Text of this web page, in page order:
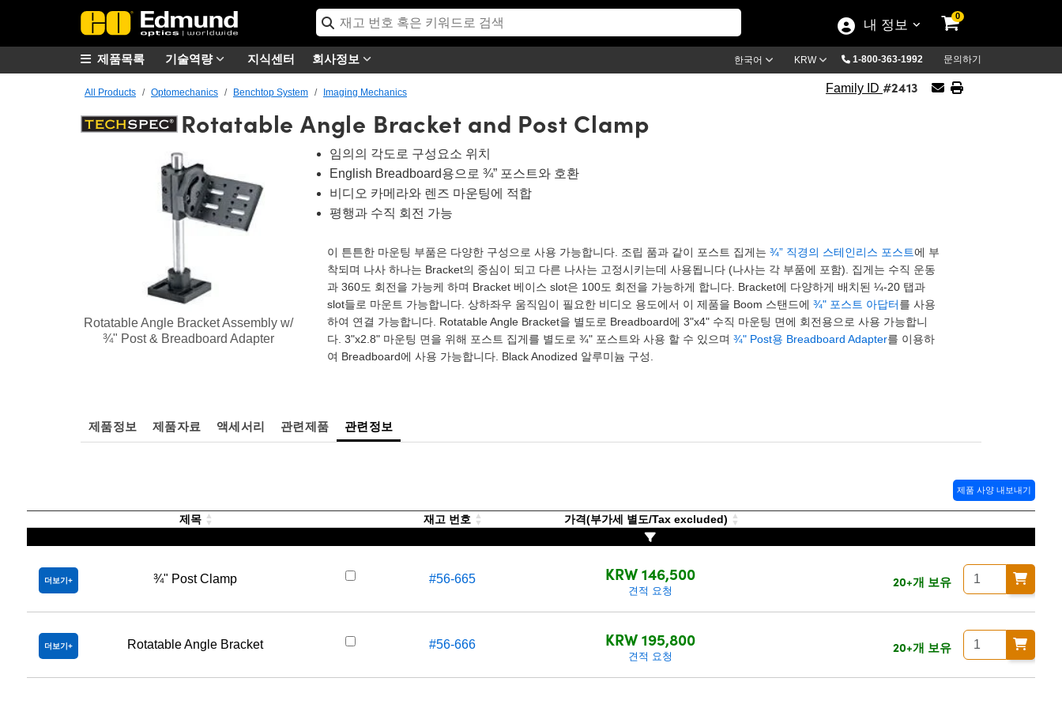
내 정보
0
기술역량 지식센터 회사정보 한국어 KRW 1-800-363-1992 문의하기
제품목록
All Products Optomechanics Benchtop System Imaging Mechanics Family ID #2413
Rotatable Angle Bracket and Post Clamp
Rotatable Angle Bracket Assembly w/
¾" Post & Breadboard Adapter
임의의 각도로 구성요소 위치
English Breadboard용으로 ¾” 포스트와 호환
비디오 카메라와 렌즈 마운팅에 적합
평행과 수직 회전 가능
이 튼튼한 마운팅 부품은 다양한 구성으로 사용 가능합니다. 조립 품과 같이 포스트 집게는 ¾” 직경의 스테인리스 포스트에 부
착되며 나사 하나는 Bracket의 중심이 되고 다른 나사는 고정시키는데 사용됩니다 (나사는 각 부품에 포함). 집게는 수직 운동
과 360도 회전을 가능케 하며 Bracket 베이스 slot은 100도 회전을 가능하게 합니다. Bracket에 다양하게 배치된 ¼-20 탭과
slot들로 마운트 가능합니다. 상하좌우 움직임이 필요한 비디오 용도에서 이 제품을 Boom 스탠드에 ¾" 포스트 아답터를 사용
하여 연결 가능합니다. Rotatable Angle Bracket을 별도로 Breadboard에 3"x4" 수직 마운팅 면에 회전용으로 사용 가능합니
다. 3"x2.8" 마운팅 면을 위해 포스트 집게를 별도로 ¾" 포스트와 사용 할 수 있으며 ¾" Post용 Breadboard Adapter를 이용하
여 Breadboard에 사용 가능합니다. Black Anodized 알루미늄 구성.
제품정보 제품자료 액세서리 관련제품 관련정보
제품 사양 내보내기
제목 재고 번호 가격(부가세 별도/Tax excluded)
더보기 ¾" Post Clamp #56-665 KRW 146,500
견적 요청
20+개 보유
더보기 Rotatable Angle Bracket #56-666 KRW 195,800
견적 요청
20+개 보유